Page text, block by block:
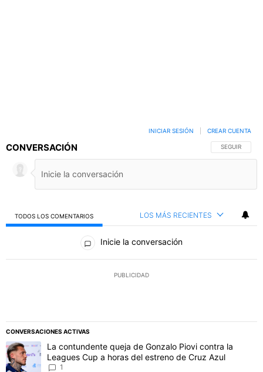
CONVERSACIÓN SIGA ESTA
SEGUIR
INICIAR SESIÓN CREAR CUENTA
TODOS LOS COMENTARIOS LOS MÁS RECIENTES
Todos los comentarios
Inicie la conversación
PUBLICIDAD
CONVERSACIONES ACTIVAS
Este listado muestra los artículos con más comentarios en los
Un artículo de tendencia con el título "La contundente queja de
La contundente queja de Gonzalo Piovi contra la
Leagues Cup a horas del estreno de Cruz Azul
1